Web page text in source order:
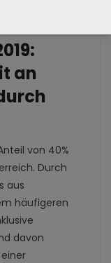
an
von 40%
Durch
aus
häufigeren
davon